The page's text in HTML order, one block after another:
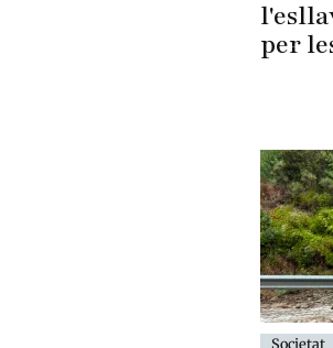
per
Societat